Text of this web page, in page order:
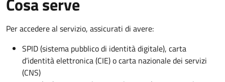
Per accedere al servizio, assicurati di avere:
SPID (sistema pubblico di identità digitale), carta
d’identità elettronica (CIE) o carta nazionale dei servizi
(CNS)